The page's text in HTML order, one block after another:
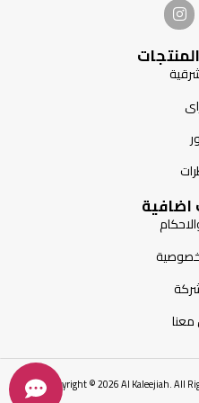
Copyright © 2026 Al Kaleejiah. All